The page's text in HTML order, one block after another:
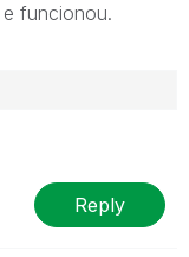
funcionou.
Reply